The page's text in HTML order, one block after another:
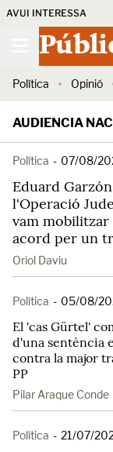
AVUI INTERESSA
Política Opinió
AUDIENCIA
Política - 07/08/
Eduard
l'Operació
vam
acord per un
Oriol Daviu
Política - 05/08/
El 'cas Gürtel'
d'una sentència
contra la major
PP
Pilar Araque Conde
Política - 21/07/